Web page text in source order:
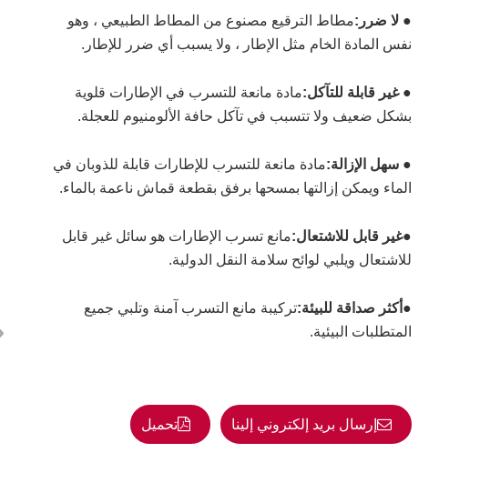
● لا ضرر:مطاط الترقيع مصنوع من المطاط الطبيعي ، وهو
نفس المادة الخام مثل الإطار ، ولا يسبب أي ضرر للإطار.
● غير قابلة للتآكل:مادة مانعة للتسرب في الإطارات قلوية
بشكل ضعيف ولا تتسبب في تآكل حافة الألومنيوم للعجلة.
● سهل الإزالة:مادة مانعة للتسرب للإطارات قابلة للذوبان في
الماء ويمكن إزالتها بمسحها برفق بقطعة قماش ناعمة بالماء.
●غير قابل للاشتعال:مانع تسرب الإطارات هو سائل غير قابل
للاشتعال ويلبي لوائح سلامة النقل الدولية.
● أكثر صداقة للبيئة:تركيبة مانع التسرب آمنة وتلبي جميع
المتطلبات البيئية.
إرسال بريد إلكتروني إلينا تحميل